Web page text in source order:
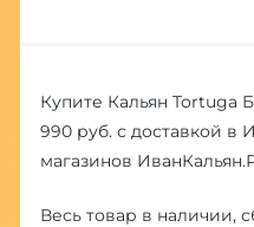
Купите Кальян Tortuga
990 руб. с доставкой в
магазинов
Весь товар в наличии,